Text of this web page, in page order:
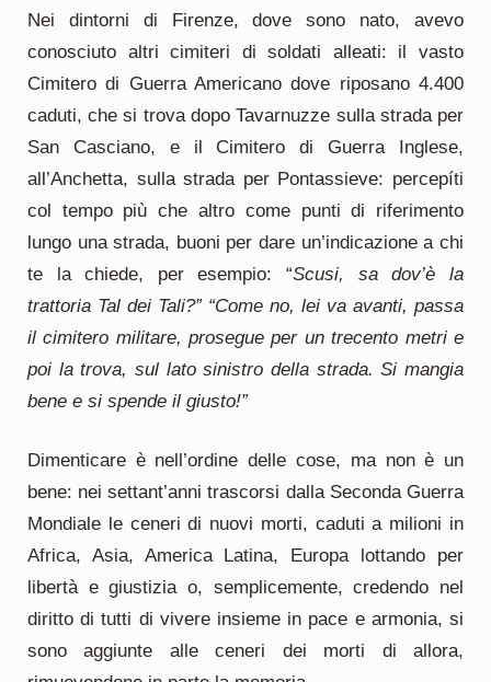
Nei dintorni di Firenze, dove sono nato, avevo
conosciuto altri cimiteri di soldati alleati: il vasto
Cimitero di Guerra Americano dove riposano 4.400
caduti, che si trova dopo Tavarnuzze sulla strada per
San Casciano, e il Cimitero di Guerra Inglese,
all’Anchetta, sulla strada per Pontassieve: percepíti
col tempo più che altro come punti di riferimento
lungo una strada, buoni per dare un’indicazione a chi
te la chiede, per esempio: “Scusi, sa dov’è la
trattoria Tal dei Tali?” “Come no, lei va avanti, passa
il cimitero militare, prosegue per un trecento metri e
poi la trova, sul lato sinistro della strada. Si mangia
bene e si spende il giusto!”
Dimenticare è nell’ordine delle cose, ma non è un
bene: nei settant’anni trascorsi dalla Seconda Guerra
Mondiale le ceneri di nuovi morti, caduti a milioni in
Africa, Asia, America Latina, Europa lottando per
libertà e giustizia o, semplicemente, credendo nel
diritto di tutti di vivere insieme in pace e armonia, si
sono aggiunte alle ceneri dei morti di allora,